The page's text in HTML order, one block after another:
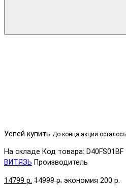
Успей купить До конца акции осталось
На складе Код товара: D40FS01BF
ВИТЯЗЬ Производитель
14799 р. 14999 р. экономия 200 р.